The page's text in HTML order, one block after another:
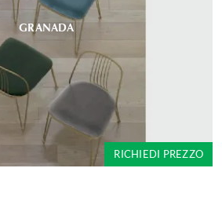
GRANADA
RICHIEDI PREZZO